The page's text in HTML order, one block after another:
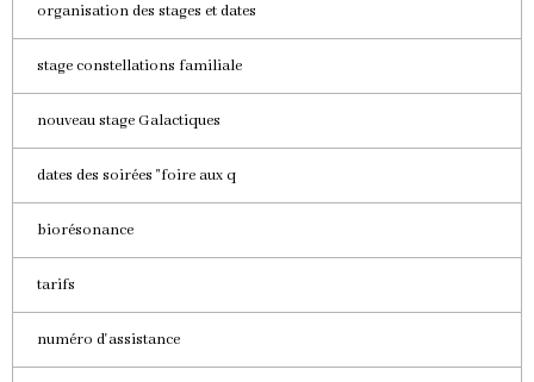
organisation des stages et dates
stage constellations familiale
nouveau stage Galactiques
dates des soirées "foire aux q
biorésonance
tarifs
numéro d'assistance